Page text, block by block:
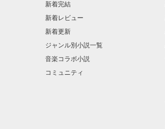
新着完結
新着レビュー
新着更新
ジャンル別小説一覧
音楽コラボ小説
コミュニティ